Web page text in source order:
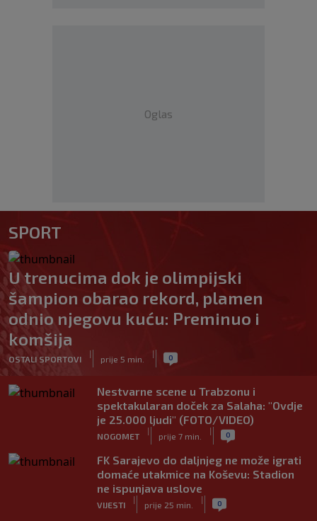
Oglas
SPORT
U trenucima dok je olimpijski
šampion obarao rekord, plamen
odnio njegovu kuću: Preminuo i
komšija
OSTALI SPORTOVI
|
prije 5 min.
| 0
Nestvarne scene u Trabzonu i
spektakularan doček za Salaha: "Ovdje
je 25.000 ljudi" (FOTO/VIDEO)
NOGOMET
|
prije 7 min.
| 0
FK Sarajevo do daljnjeg ne može igrati
domaće utakmice na Koševu: Stadion
ne ispunjava uslove
VIJESTI
|
prije 25 min.
| 0